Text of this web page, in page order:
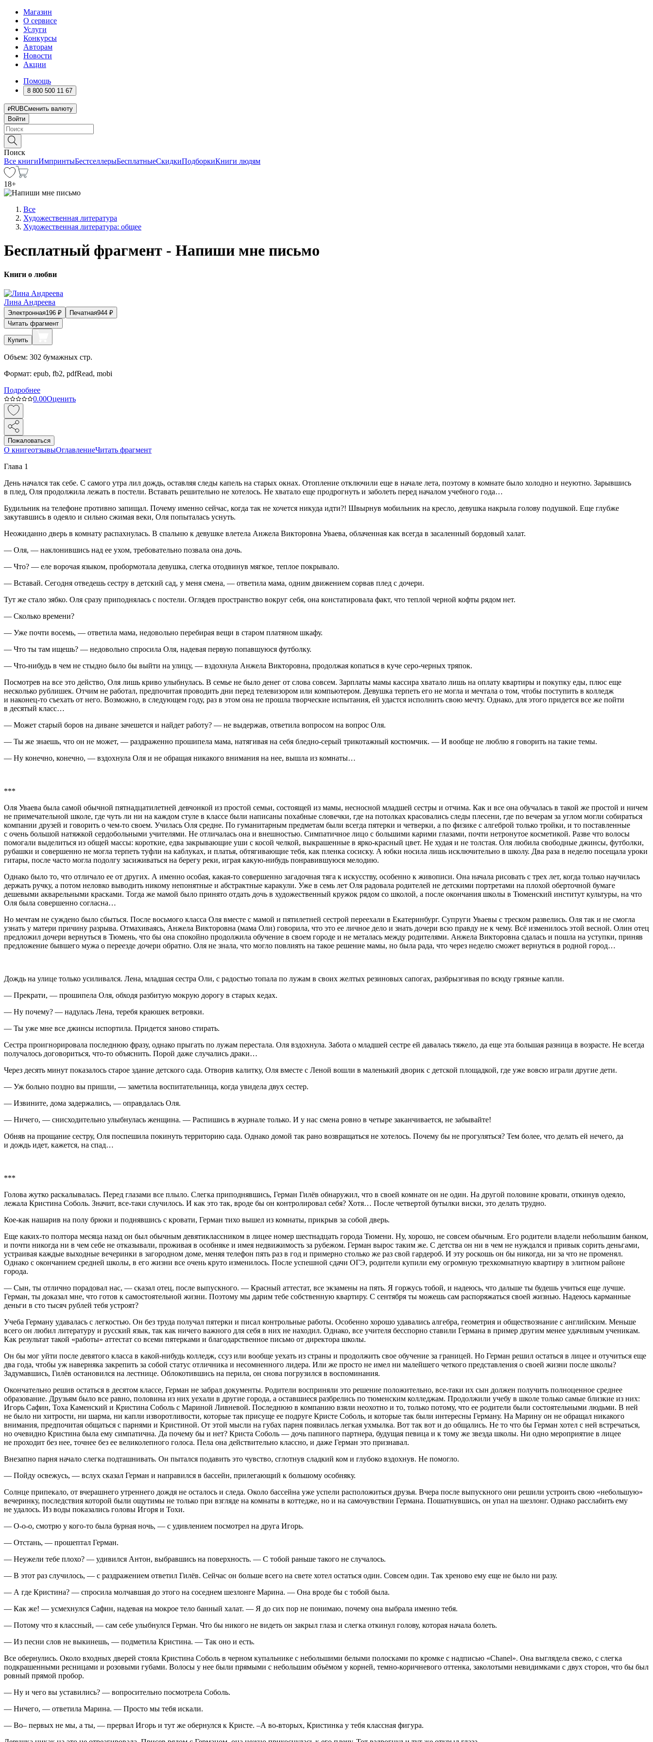
Магазин
О сервисе
Услуги
Конкурсы
Авторам
Новости
Акции
Помощь
8 800 500 11 67
RUBСменить валюту
Войти
Поиск
Все книгиИмпринтыБестселлерыБесплатныеСкидкиПодборкиКниги людям
18+
Все
Художественная литература
Художественная литература: общее
Бесплатный фрагмент - Напиши мне письмо
Книги о любви
Лина Андреева
Электронная196 ₽ Печатная944 ₽
Читать фрагмент
Купить
Объем: 302 бумажных стр.
Формат: epub, fb2, pdfRead, mobi
Подробнее
0.00Оценить
Пожаловаться
О книгеотзывыОглавлениеЧитать фрагмент
Глава 1
День начался так себе. С самого утра лил дождь, оставляя следы капель на старых окнах. Отопление отключили еще в начале лета, поэтому в комнате было холодно и неуютно. Зарывшись
в плед, Оля продолжила лежать в постели. Вставать решительно не хотелось. Не хватало еще продрогнуть и заболеть перед началом учебного года…
Будильник на телефоне противно запищал. Почему именно сейчас, когда так не хочется никуда идти?! Швырнув мобильник на кресло, девушка накрыла голову подушкой. Еще глубже
закутавшись в одеяло и сильно сжимая веки, Оля попыталась уснуть.
Неожиданно дверь в комнату распахнулась. В спальню к девушке влетела Анжела Викторовна Уваева, облаченная как всегда в засаленный бордовый халат.
— Оля, — наклонившись над ее ухом, требовательно позвала она дочь.
— Что? — еле ворочая языком, пробормотала девушка, слегка отодвинув мягкое, теплое покрывало.
— Вставай. Сегодня отведешь сестру в детский сад, у меня смена, — ответила мама, одним движением сорвав плед с дочери.
Тут же стало зябко. Оля сразу приподнялась с постели. Оглядев пространство вокруг себя, она констатировала факт, что теплой черной кофты рядом нет.
— Сколько времени?
— Уже почти восемь, — ответила мама, недовольно перебирая вещи в старом платяном шкафу.
— Что ты там ищешь? — недовольно спросила Оля, надевая первую попавшуюся футболку.
— Что-нибудь в чем не стыдно было бы выйти на улицу, — вздохнула Анжела Викторовна, продолжая копаться в куче серо-черных тряпок.
Посмотрев на все это действо, Оля лишь криво улыбнулась. В семье не было денег от слова совсем. Зарплаты мамы кассира хватало лишь на оплату квартиры и покупку еды, плюс еще
несколько рублишек. Отчим не работал, предпочитая проводить дни перед телевизором или компьютером. Девушка терпеть его не могла и мечтала о том, чтобы поступить в колледж
и наконец-то съехать от него. Возможно, в следующем году, раз в этом она не прошла творческие испытания, ей удастся исполнить свою мечту. Однако, для этого придется все же пойти
в десятый класс…
— Может старый боров на диване зачешется и найдет работу? — не выдержав, ответила вопросом на вопрос Оля.
— Ты же знаешь, что он не может, — раздраженно прошипела мама, натягивая на себя бледно-серый трикотажный костюмчик. — И вообще не люблю я говорить на такие темы.
— Ну конечно, конечно, — вздохнула Оля и не обращая никакого внимания на нее, вышла из комнаты…
***
Оля Уваева была самой обычной пятнадцатилетней девчонкой из простой семьи, состоящей из мамы, несносной младшей сестры и отчима. Как и все она обучалась в такой же простой и ничем
не примечательной школе, где чуть ли ни на каждом стуле в классе были написаны похабные словечки, где на потолках красовались следы плесени, где по вечерам за углом могли собираться
компании друзей и говорить о чем-то своем. Училась Оля средне. По гуманитарным предметам были всегда пятерки и четверки, а по физике с алгеброй только тройки, и то поставленные
с очень большой натяжкой сердобольными учителями. Не отличалась она и внешностью. Симпатичное лицо с большими карими глазами, почти нетронутое косметикой. Разве что волосы
помогали выделиться из общей массы: короткие, едва закрывающие уши с косой челкой, выкрашенные в ярко-красный цвет. Не худая и не толстая. Оля любила свободные джинсы, футболки,
рубашки и совершенно не могла терпеть туфли на каблуках, и платья, обтягивающие тебя, как пленка сосиску. А юбки носила лишь исключительно в школу. Два раза в неделю посещала уроки
гитары, после часто могла подолгу засиживаться на берегу реки, играя какую-нибудь понравившуюся мелодию.
Однако было то, что отличало ее от других. А именно особая, какая-то совершенно загадочная тяга к искусству, особенно к живописи. Она начала рисовать с трех лет, когда только научилась
держать ручку, а потом неловко выводить никому непонятные и абстрактные каракули. Уже в семь лет Оля радовала родителей не детскими портретами на плохой оберточной бумаге
дешевыми акварельными красками. Тогда же мамой было принято отдать дочь в художественный кружок рядом со школой, а после окончания школы в Тюменский институт культуры, на что
Оля была совершенно согласна…
Но мечтам не суждено было сбыться. После восьмого класса Оля вместе с мамой и пятилетней сестрой переехали в Екатеринбург. Супруги Уваевы с треском развелись. Оля так и не смогла
узнать у матери причину разрыва. Отмахиваясь, Анжела Викторовна (мама Оли) говорила, что это ее личное дело и знать дочери всю правду не к чему. Всё изменилось этой весной. Олин отец
предложил дочери вернуться в Тюмень, что бы она спокойно продолжила обучение в своем городе и не металась между родителями. Анжела Викторовна сдалась и пошла на уступки, приняв
предложение бывшего мужа о переезде дочери обратно. Оля не знала, что могло повлиять на такое решение мамы, но была рада, что через неделю сможет вернуться в родной город…
Дождь на улице только усиливался. Лена, младшая сестра Оли, с радостью топала по лужам в своих желтых резиновых сапогах, разбрызгивая по всюду грязные капли.
— Прекрати, — прошипела Оля, обходя разбитую мокрую дорогу в старых кедах.
— Ну почему? — надулась Лена, теребя краюшек ветровки.
— Ты уже мне все джинсы испортила. Придется заново стирать.
Сестра проигнорировала последнюю фразу, однако прыгать по лужам перестала. Оля вздохнула. Забота о младшей сестре ей давалась тяжело, да еще эта большая разница в возрасте. Не всегда
получалось договориться, что-то объяснить. Порой даже случались драки…
Через десять минут показалось старое здание детского сада. Отворив калитку, Оля вместе с Леной вошли в маленький дворик с детской площадкой, где уже вовсю играли другие дети.
— Уж больно поздно вы пришли, — заметила воспитательница, когда увидела двух сестер.
— Извините, дома задержались, — оправдалась Оля.
— Ничего, — снисходительно улыбнулась женщина. — Распишись в журнале только. И у нас смена ровно в четыре заканчивается, не забывайте!
Обняв на прощание сестру, Оля поспешила покинуть территорию сада. Однако домой так рано возвращаться не хотелось. Почему бы не прогуляться? Тем более, что делать ей нечего, да
и дождь идет, кажется, на спад…
***
Голова жутко раскалывалась. Перед глазами все плыло. Слегка приподнявшись, Герман Гилёв обнаружил, что в своей комнате он не один. На другой половине кровати, откинув одеяло,
лежала Кристина Соболь. Значит, все-таки случилось. И как это так, вроде бы он контролировал себя? Хотя… После четвертой бутылки виски, это делать трудно.
Кое-как нашарив на полу брюки и поднявшись с кровати, Герман тихо вышел из комнаты, прикрыв за собой дверь.
Еще каких-то полтора месяца назад он был обычным девятиклассником в лицее номер шестнадцать города Тюмени. Ну, хорошо, не совсем обычным. Его родители владели небольшим банком,
и почти никогда ни в чем себе не отказывали, проживая в особняке и имея недвижимость за рубежом. Герман вырос таким же. С детства он ни в чем не нуждался и привык сорить деньгами,
устраивая каждые выходные вечеринки в загородном доме, меняя телефон пять раз в год и примерно столько же раз свой гардероб. И эту роскошь он бы никогда, ни за что не променял.
Однако с окончанием средней школы, в его жизни все очень круто изменилось. После успешной сдачи ОГЭ, родители купили ему огромную трехкомнатную квартиру в элитном районе
города.
— Сын, ты отлично порадовал нас, — сказал отец, после выпускного. — Красный аттестат, все экзамены на пять. Я горжусь тобой, и надеюсь, что дальше ты будешь учиться еще лучше.
Герман, ты доказал мне, что готов к самостоятельной жизни. Поэтому мы дарим тебе собственную квартиру. С сентября ты можешь сам распоряжаться своей жизнью. Надеюсь карманные
деньги в сто тысяч рублей тебя устроят?
Учеба Герману удавалась с легкостью. Он без труда получал пятерки и писал контрольные работы. Особенно хорошо удавались алгебра, геометрия и обществознание с английским. Меньше
всего он любил литературу и русский язык, так как ничего важного для себя в них не находил. Однако, все учителя бесспорно ставили Германа в пример другим менее удачливым ученикам.
Как результат такой «работы» аттестат со всеми пятерками и благодарственное письмо от директора школы.
Он бы мог уйти после девятого класса в какой-нибудь колледж, ссуз или вообще уехать из страны и продолжить свое обучение за границей. Но Герман решил остаться в лицее и отучиться еще
два года, чтобы уж наверняка закрепить за собой статус отличника и несомненного лидера. Или же просто не имел ни малейшего четкого представления о своей жизни после школы?
Задумавшись, Гилёв остановился на лестнице. Облокотившись на перила, он снова погрузился в воспоминания.
Окончательно решив остаться в десятом классе, Герман не забрал документы. Родители восприняли это решение положительно, все-таки их сын должен получить полноценное среднее
образование. Друзьям было все равно, половина из них уехали в другие города, а оставшиеся разбрелись по тюменским колледжам. Продолжили учебу в школе только самые близкие из них:
Игорь Сафин, Тоха Каменский и Кристина Соболь с Мариной Ливневой. Последнюю в компанию взяли неохотно и то, только потому, что ее родители были состоятельными людьми. В ней
не было ни хитрости, ни шарма, ни капли изворотливости, которые так присуще ее подруге Кристе Соболь, и которые так были интересны Герману. На Марину он не обращал никакого
внимания, предпочитая общаться с парнями и Кристиной. От этой мысли на губах парня появилась легкая ухмылка. Вот так вот и до общались. Не то что бы Герман хотел с ней встречаться,
но очевидно Кристина была ему симпатична. Да почему бы и нет? Криста Соболь — дочь папиного партнера, будущая певица и к тому же звезда школы. Ни одно мероприятие в лицее
не проходит без нее, точнее без ее великолепного голоса. Пела она действительно классно, и даже Герман это признавал.
Внезапно парня начало слегка подташнивать. Он пытался подавить это чувство, сглотнув сладкий ком и глубоко вздохнув. Не помогло.
— Пойду освежусь, — вслух сказал Герман и направился в бассейн, прилегающий к большому особняку.
Солнце припекало, от вчерашнего утреннего дождя не осталось и следа. Около бассейна уже успели расположиться друзья. Вчера после выпускного они решили устроить свою «небольшую»
вечеринку, последствия которой были ощутимы не только при взгляде на комнаты в коттедже, но и на самочувствии Германа. Пошатнувшись, он упал на шезлонг. Однако расслабить ему
не удалось. Из воды показались головы Игоря и Тохи.
— О-о-о, смотрю у кого-то была бурная ночь, — с удивлением посмотрел на друга Игорь.
— Отстань, — прошептал Герман.
— Неужели тебе плохо? — удивился Антон, выбравшись на поверхность. — С тобой раньше такого не случалось.
— В этот раз случилось, — с раздражением ответил Гилёв. Сейчас он больше всего на свете хотел остаться один. Совсем один. Так хреново ему еще не было ни разу.
— А где Кристина? — спросила молчавшая до этого на соседнем шезлонге Марина. — Она вроде бы с тобой была.
— Как же! — усмехнулся Сафин, надевая на мокрое тело банный халат. — Я до сих пор не понимаю, почему она выбрала именно тебя.
— Потому что я классный, — сам себе улыбнулся Герман. Что бы никого не видеть он закрыл глаза и слегка откинул голову, которая начала болеть.
— Из песни слов не выкинешь, — подметила Кристина. — Так оно и есть.
Все обернулись. Около входных дверей стояла Кристина Соболь в черном купальнике с небольшими белыми полосками по кромке с надписью «Chanel». Она выглядела свежо, с слегка
подкрашенными ресницами и розовыми губами. Волосы у нее были прямыми с небольшим объёмом у корней, темно-коричневого оттенка, заколотыми невидимками с двух сторон, что бы был
ровный прямой пробор.
— Ну и чего вы уставились? — вопросительно посмотрела Соболь.
— Ничего, — ответила Марина. — Просто мы тебя искали.
— Во– первых не мы, а ты, — прервал Игорь и тут же обернулся к Кристе. –А во-вторых, Кристинка у тебя классная фигура.